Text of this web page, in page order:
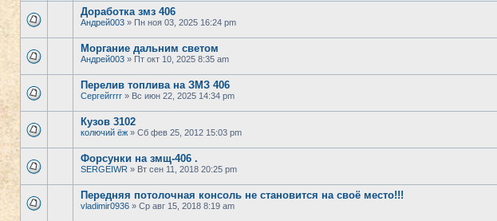
Доработка змз 406
Андрей003 » Пн ноя 03, 2025 16:24 pm
Моргание дальним светом
Андрей003 » Пт окт 10, 2025 8:35 am
Перелив топлива на ЗМЗ 406
Сергейrrrr » Вс июн 22, 2025 14:34 pm
Кузов 3102
колючий ёж » Сб фев 25, 2012 15:03 pm
Форсунки на змщ-406 .
SERGEIWR » Вт сен 11, 2018 20:25 pm
Передняя потолочная консоль не становится на своё место!!!
vladimir0936 » Ср авг 15, 2018 8:19 am